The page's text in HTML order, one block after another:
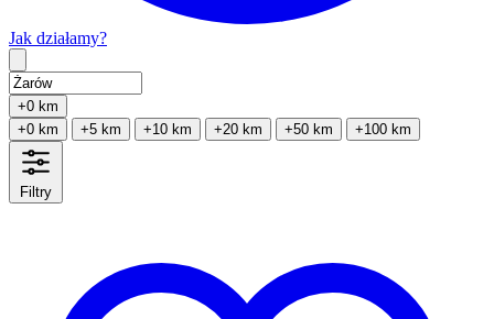
Jak działamy?
+0 km
+0 km
+5 km +10 km +20 km +50 km +100 km
Filtry